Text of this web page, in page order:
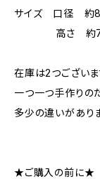
サイズ 口径 約
高さ 約
在庫は2つござい
一つ一つ手作りの
多少の違いがあり
★ご購入の前に★